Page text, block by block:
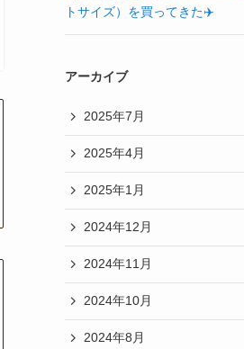
トサイズ）を買ってきた✈️
アーカイブ
2025年7月
2025年4月
2025年1月
2024年12月
2024年11月
2024年10月
2024年8月